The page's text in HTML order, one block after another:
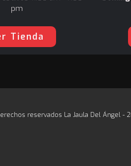
pm
Tienda
reservados La Jaula Del Ángel -